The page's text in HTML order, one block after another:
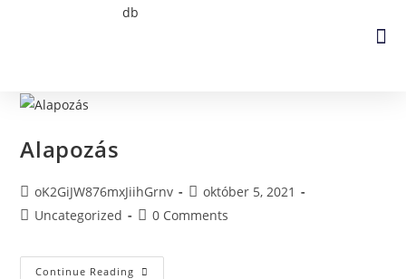
Alapozás
oK2GiJW876mxJiihGrnv
október 5, 2021
Uncategorized
0 Comments
Continue Reading